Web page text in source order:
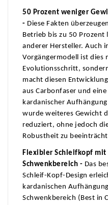
50 Prozent weniger
- Diese Fakten
Betrieb bis zu 50 Prozent
anderer Hersteller. Auch
Vorgängermodell ist dies
Evolutionsschritt,
macht diesen
aus Carbonfaser und
kardanischer
wurde weiteres Gewicht
reduziert, ohne jedoch
Robustheit zu
Flexibler Schleifkopf mit
Schwenkbereich - Das
Schleif-Kopf-Design
kardanischen
Schwenkbereich (Best in